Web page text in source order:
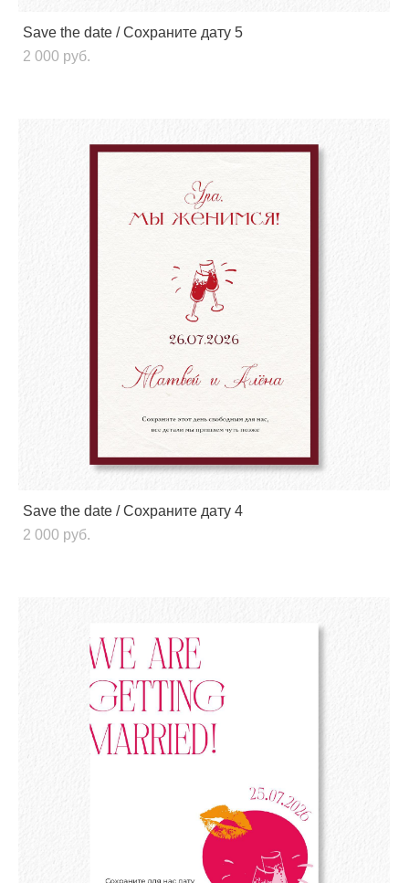
Save the date / Сохраните дату 5
2 000 pуб.
Save the date / Сохраните дату 4
2 000 pуб.